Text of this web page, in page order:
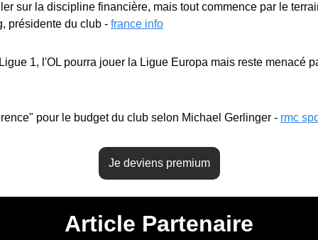
sur la discipline financière, mais tout commence par le
présidente du club - france info
pour le budget du club selon Michael Gerlinger - rmc
Je deviens premium
Article Partenaire